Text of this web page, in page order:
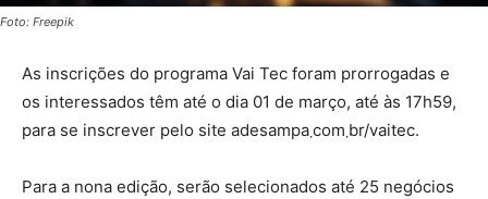
Foto: Freepik
As inscrições do programa Vai Tec foram prorrogadas e
os interessados têm até o dia 01 de março, até às 17h59,
para se inscrever pelo site adesampa܂com܂br/vaitec.
Para a nona edição, serão selecionados até 25 negócios